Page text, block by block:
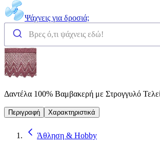
Ψάχνεις για δροσιά;
Δαντέλα 100% Βαμβακερή με Στρογγυλό
Περιγραφή Χαρακτηριστικά
Άθληση & Hobby